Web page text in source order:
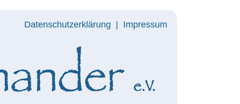
Datenschutzerklärung Impressum